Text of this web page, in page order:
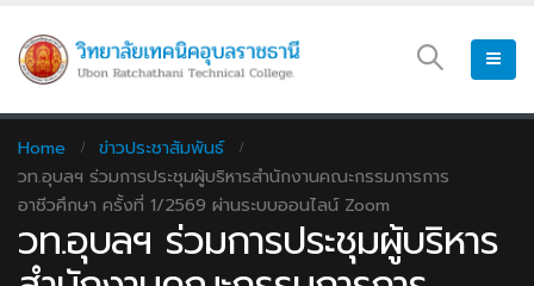
Home
ข่าวประชาสัมพันธ์
วท.อุบลฯ ร่วมการประชุมผู้บริหารสำนักงานคณะกรรมการการ
อาชีวศึกษา ครั้งที่ 1/2569 ผ่านระบบออนไลน์ Zoom
วท.อุบลฯ ร่วมการประชุมผู้บริหาร